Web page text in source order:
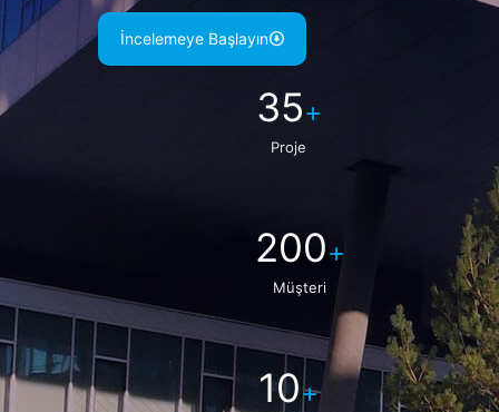
İncelemeye Başlayın
35+
Proje
200+
Müşteri
10+